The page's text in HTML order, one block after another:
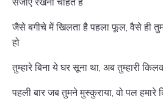
जैसे बगीचे में खिलता है पहला फूल, वैसे ही
हो
तुम्हारे बिना ये घर सूना था, अब तुम्हारी
पहली बार जब तुमने मुस्कुराया, वो पल